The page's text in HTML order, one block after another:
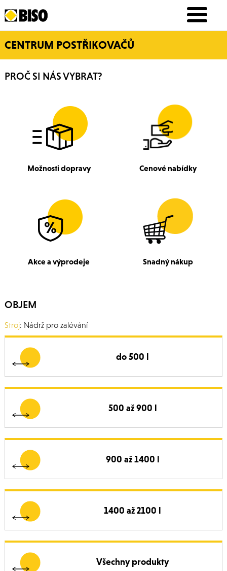
CENTRUM POSTŘIKOVAČŮ
PROČ SI NÁS VYBRAT?
Možnosti dopravy Cenové nabídky
Akce a výprodeje Snadný nákup
OBJEM
Stroj: Nádrž pro zalévání
do 500 l
500 až 900 l
900 až 1400 l
1400 až 2100 l
Všechny produkty